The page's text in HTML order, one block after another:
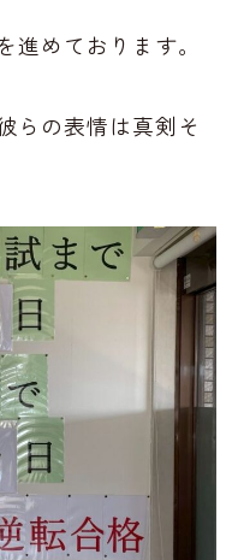
めております。
らの表情は真剣そ